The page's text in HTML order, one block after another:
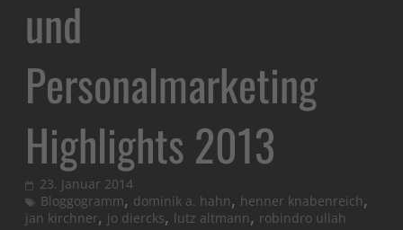
und
Personalmarketing
Highlights 2013
23. Januar 2014
Bloggogramm, dominik a. hahn, henner knabenreich,
jan kirchner, jo diercks, lutz altmann, robindro ullah